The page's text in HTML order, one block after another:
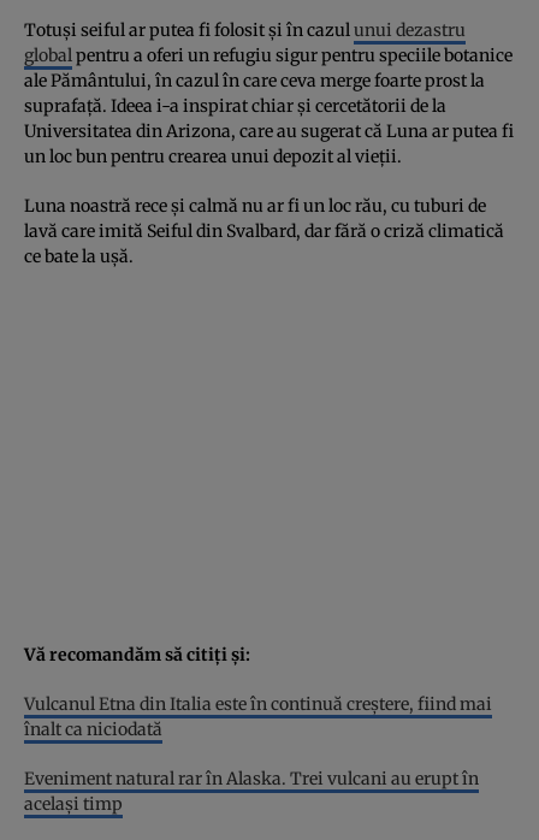
Totuși seiful ar putea fi folosit și în cazulunui dezastru
globalpentru a oferi un refugiu sigur pentru speciile botanice
ale Pământului, în cazul în care ceva merge foarte prost la
suprafață. Ideea i-a inspirat chiar și cercetătorii de la
Universitatea din Arizona, care au sugerat că Luna ar putea fi
un loc bun pentru crearea unui depozit al vieții.
Luna noastră rece și calmă nu ar fi un loc rău, cu tuburi de
lavă care imită Seiful din Svalbard, dar fără o criză climatică
ce bate la ușă.
Vă recomandăm să citiți și:
Vulcanul Etna din Italia este în continuă creștere, fiind mai
înalt ca niciodată
Eveniment natural rar în Alaska. Trei vulcani au erupt în
același timp